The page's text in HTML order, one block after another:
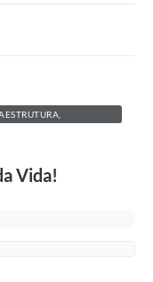
Vida!